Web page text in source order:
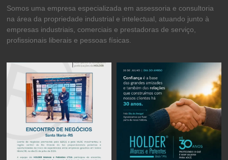
Somos uma empresa especializada em assessoria e consultoria
na área da propriedade industrial e intelectual, atuando junto à
empresas industriais, comerciais e prestadoras de serviço,
profissionais liberais e pessoas físicas.